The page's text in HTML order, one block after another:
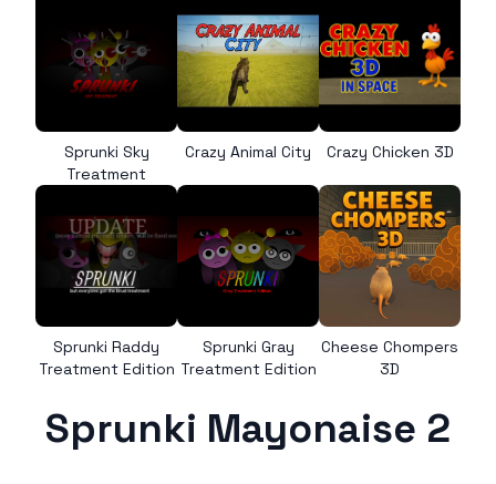
Sprunki Sky
Treatment
Crazy Animal City Crazy Chicken 3D
Sprunki Raddy
Treatment Edition
Sprunki Gray
Treatment Edition
Cheese Chompers
3D
Sprunki Mayonaise 2